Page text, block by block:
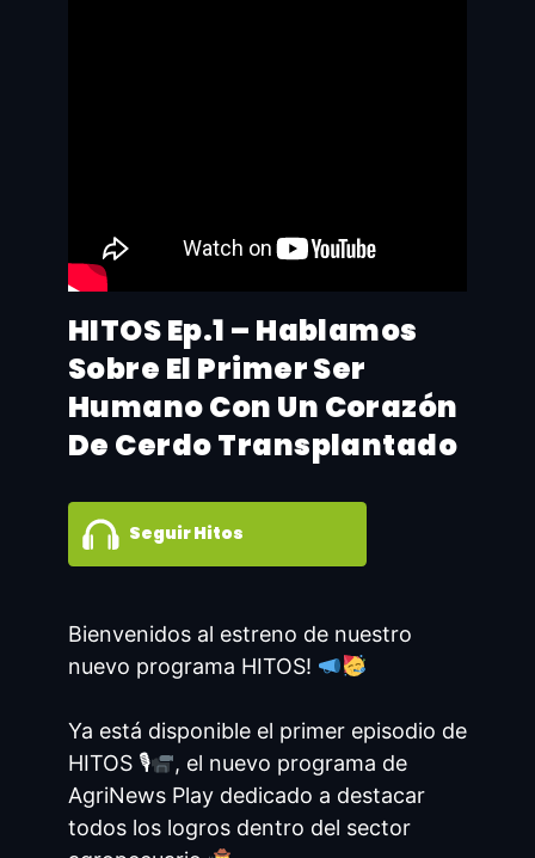
HITOS Ep.1 – Hablamos
Sobre El Primer Ser
Humano Con Un Corazón
De Cerdo Transplantado
Seguir Hitos
Bienvenidos al estreno de nuestro
nuevo programa HITOS!
Ya está disponible el primer episodio de
HITOS 🎙
, el nuevo programa de
AgriNews Play dedicado a destacar
todos los logros dentro del sector